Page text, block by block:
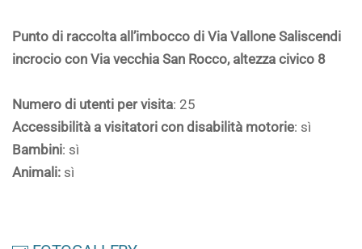
Punto di raccolta all’imbocco di Via Vallone Saliscendi
incrocio con Via vecchia San Rocco, altezza civico 8
Numero di utenti per visita: 25
Accessibilità a visitatori con disabilità motorie: sì
Bambini: sì
Animali: sì